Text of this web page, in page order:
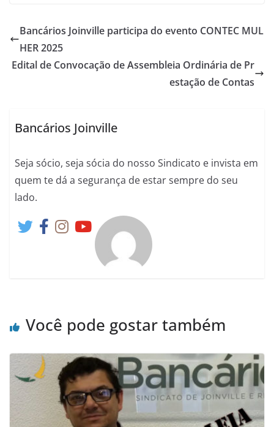
Bancários Joinville participa do evento CONTEC MUL
HER 2025
Edital de Convocação de Assembleia Ordinária de Pr
estação de Contas
Bancários Joinville
Seja sócio, seja sócia do nosso Sindicato e invista em
quem te dá a segurança de estar sempre do seu
lado.
Você pode gostar também